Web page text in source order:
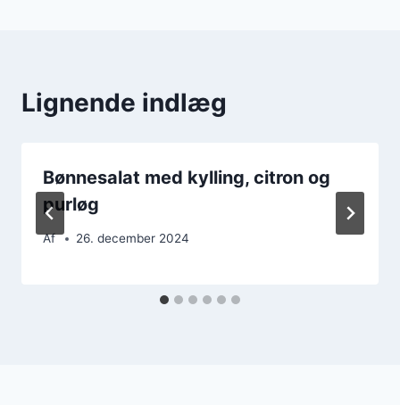
Lignende indlæg
Bønnesalat med kylling, citron og
purløg
Af 26. december 2024